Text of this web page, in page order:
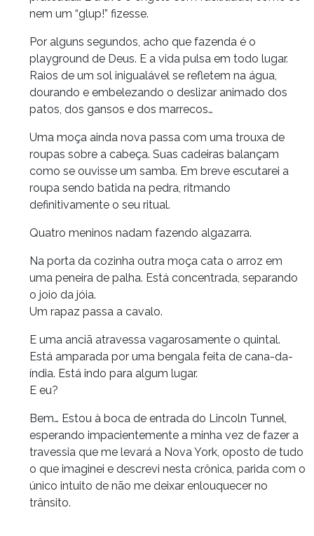
nem um “glup!” fizesse.
Por alguns segundos, acho que fazenda é o
playground de Deus. E a vida pulsa em todo lugar.
Raios de um sol inigualável se refletem na água,
dourando e embelezando o deslizar animado dos
patos, dos gansos e dos marrecos…
Uma moça ainda nova passa com uma trouxa de
roupas sobre a cabeça. Suas cadeiras balançam
como se ouvisse um samba. Em breve escutarei a
roupa sendo batida na pedra, ritmando
definitivamente o seu ritual.
Quatro meninos nadam fazendo algazarra.
Na porta da cozinha outra moça cata o arroz em
uma peneira de palha. Está concentrada, separando
o joio da jóia.
Um rapaz passa a cavalo.
E uma anciã atravessa vagarosamente o quintal.
Está amparada por uma bengala feita de cana-da-
índia. Está indo para algum lugar.
E eu?
Bem… Estou à boca de entrada do Lincoln Tunnel,
esperando impacientemente a minha vez de fazer a
travessia que me levará a Nova York, oposto de tudo
o que imaginei e descrevi nesta crônica, parida com o
único intuito de não me deixar enlouquecer no
trânsito.